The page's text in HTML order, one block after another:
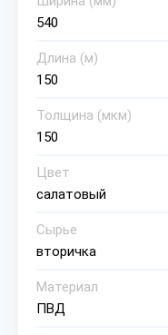
540
Длина (м)
150
Толщина (мкм)
150
Цвет
салатовый
Сырье
вторичка
Материал
ПВД